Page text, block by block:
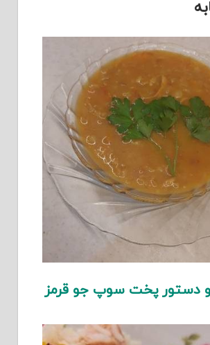
و دستور پخت سوپ جو قرمز